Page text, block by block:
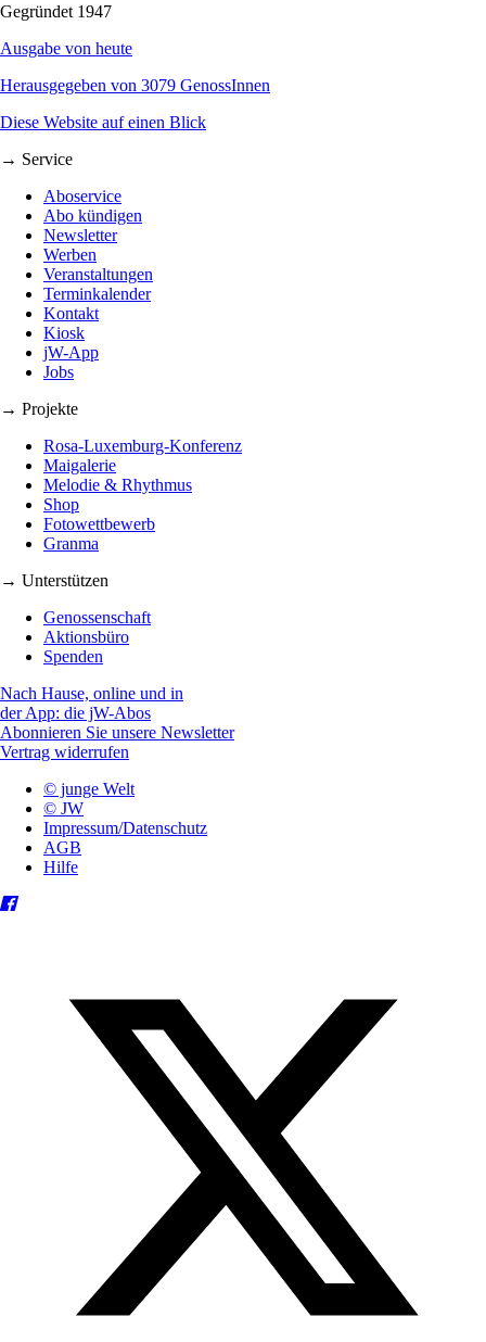
Gegründet 1947
Ausgabe von heute
Herausgegeben von 3079 GenossInnen
Diese Website auf einen Blick
→ Service
Aboservice
Abo kündigen
Newsletter
Werben
Veranstaltungen
Terminkalender
Kontakt
Kiosk
jW-App
Jobs
→ Projekte
Rosa-Luxemburg-Konferenz
Maigalerie
Melodie & Rhythmus
Shop
Fotowettbewerb
Granma
→ Unterstützen
Genossenschaft
Aktionsbüro
Spenden
Nach Hause, online und in
der App: die jW-Abos
Abonnieren Sie unsere Newsletter
Vertrag widerrufen
© junge Welt
© JW
Impressum/Datenschutz
AGB
Hilfe